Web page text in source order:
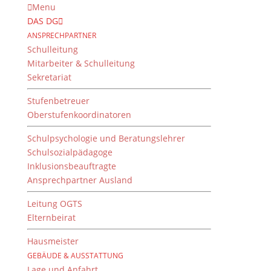
Menu
DAS DG
ANSPRECHPARTNER
Schulleitung
Mitarbeiter & Schulleitung
Sekretariat
Stufenbetreuer
Oberstufenkoordinatoren
Schulpsychologie und Beratungslehrer
Schulsozialpädagoge
Inklusionsbeauftragte
Ansprechpartner Ausland
Leitung OGTS
Elternbeirat
Hausmeister
GEBÄUDE & AUSSTATTUNG
Recht live erleben: Klasse
11D besucht das
Amtsgericht und OLG
Bamberg
vonJens Bodenstab